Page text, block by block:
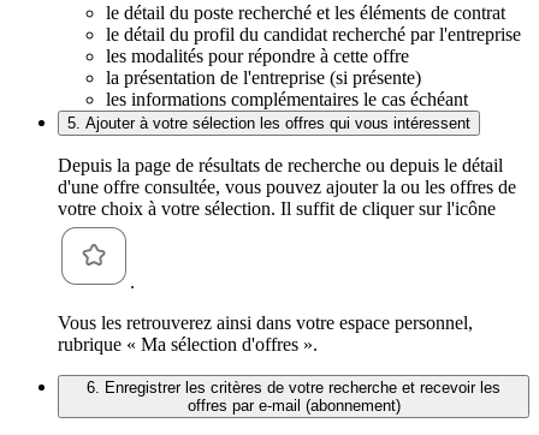
le détail du poste recherché et les éléments de contrat
le détail du profil du candidat recherché par l'entreprise
les modalités pour répondre à cette offre
la présentation de l'entreprise (si présente)
les informations complémentaires le cas échéant
5. Ajouter à votre sélection les offres qui vous intéressent
Depuis la page de résultats de recherche ou depuis le détail
d'une offre consultée, vous pouvez ajouter la ou les offres de
votre choix à votre sélection. Il suffit de cliquer sur l'icône
.
Vous les retrouverez ainsi dans votre espace personnel,
rubrique « Ma sélection d'offres ».
6. Enregistrer les critères de votre recherche et recevoir les
offres par e-mail (abonnement)